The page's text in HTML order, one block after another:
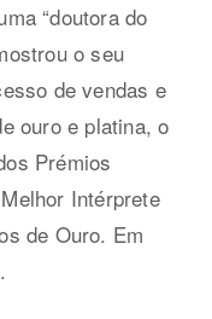
“doutora do
o seu
de vendas e
ouro e platina, o
Prémios
Intérprete
de Ouro. Em